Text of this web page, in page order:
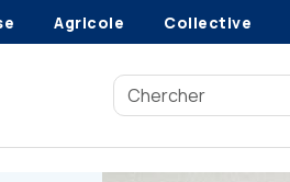
Agricole Collective